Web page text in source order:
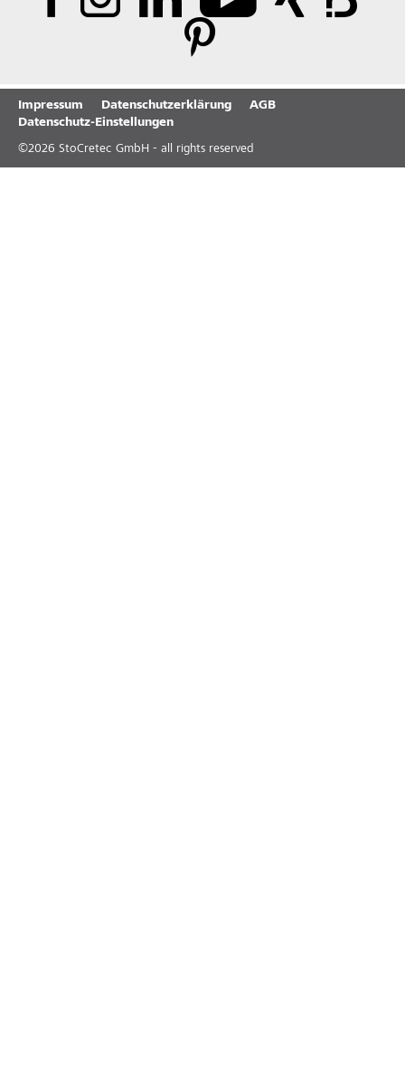
Impressum Datenschutzerklärung
AGB
Datenschutz-Einstellungen
©2026 StoCretec GmbH - all rights reserved